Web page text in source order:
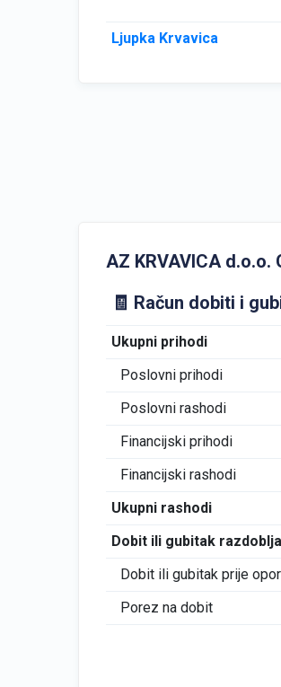
Ljupka Krvavica
AZ KRVAVICA
🧾 Račun dobiti i
Ukupni prihodi
Poslovni prihodi
Poslovni rashodi
Financijski prihodi
Financijski rashodi
Ukupni rashodi
Dobit ili gubitak razdoblja
Dobit ili gubitak prije
Porez na dobit